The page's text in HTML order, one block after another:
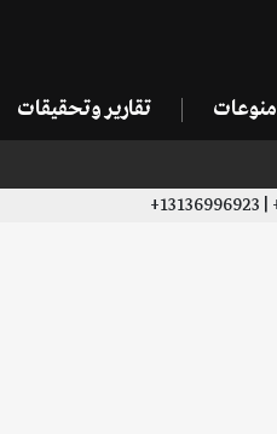
منوعات تقارير وتحقيقات